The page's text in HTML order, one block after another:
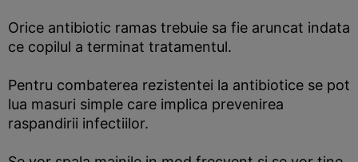
Orice antibiotic ramas trebuie sa fie aruncat indata
ce copilul a terminat tratamentul.
Pentru combaterea rezistentei la antibiotice se pot
lua masuri simple care implica prevenirea
raspandirii infectiilor.